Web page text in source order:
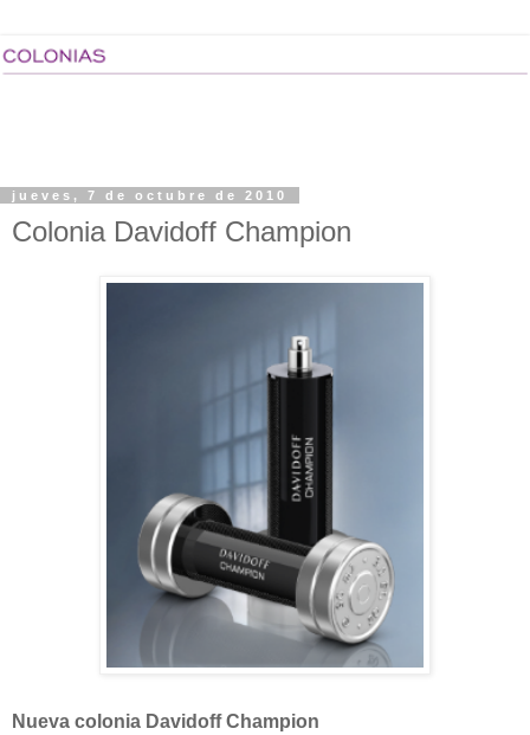
jueves, 7 de octubre de 2010
Colonia Davidoff Champion
Nueva colonia Davidoff Champion